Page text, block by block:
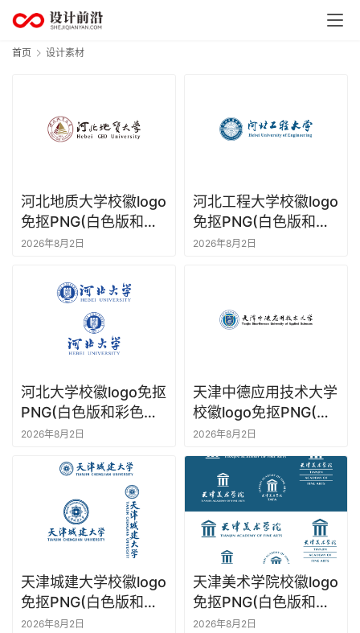
首页 设计素材
河北地质大学校徽logo
免抠PNG(白色版和彩
色版)ai,SVG矢量素材
2026年8月2日
河北工程大学校徽logo
免抠PNG(白色版和彩
色版)ai,SVG矢量素材
2026年8月2日
河北大学校徽logo免抠
PNG(白色版和彩色
版)ai,SVG矢量素材
2026年8月2日
天津中德应用技术大学
校徽logo免抠PNG(白
色版和彩色版)ai,SVG
矢量素材
2026年8月2日
天津城建大学校徽logo
免抠PNG(白色版和彩
色版)ai,SVG矢量素材
2026年8月2日
天津美术学院校徽logo
免抠PNG(白色版和彩
色版)ai,SVG矢量素材
2026年8月2日